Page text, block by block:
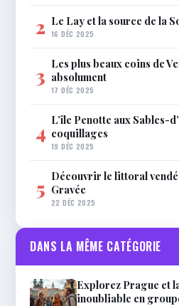
2 Le Lay et la source de la
16 DÉC 2025
3 Les plus beaux coins de
absolument
17 DÉC 2025
4 L’île Penotte aux Sables-
coquillages
19 DÉC 2025
5 Découvrir le littoral
Gravée
22 DÉC 2025
DANS LA MÊME CATÉGORIE
Explorez Prague et
inoubliable en